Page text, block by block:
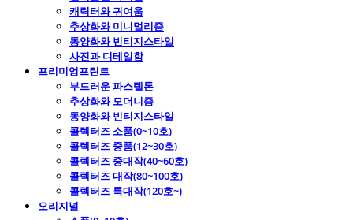
캐릭터와 귀여움
추상화와 미니멀리즘
동양화와 빈티지스타일
사진과 디테일함
프리미엄프린트
부드러운 파스텔톤
추상화와 모더니즘
동양화와 빈티지스타일
콜렉터즈 소품(0~10호)
콜렉터즈 중품(12~30호)
콜렉터즈 중대작(40~60호)
콜렉터즈 대작(80~100호)
콜렉터즈 특대작(120호~)
오리지널